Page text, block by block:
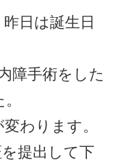
日は誕生日
障手術をした
わります。
提出して下